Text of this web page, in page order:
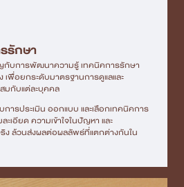
รักษา
กับการพัฒนาความรู้ เทคนิคการรักษา
เพื่อยกระดับมาตรฐานการดูแลและ
มกับแต่ละบุคคล
ารประเมิน ออกแบบ และเลือกเทคนิคการ
ะเอียด ความเข้าใจในปัญหา และ
ง ล้วนส่งผลต่อผลลัพธ์ที่แตกต่างกันใน